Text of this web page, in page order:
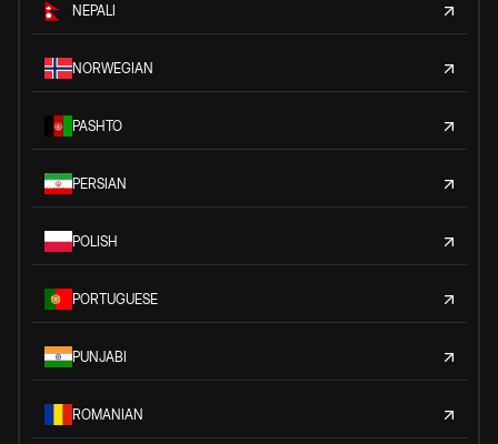
NEPALI
NORWEGIAN
PASHTO
PERSIAN
POLISH
PORTUGUESE
PUNJABI
ROMANIAN